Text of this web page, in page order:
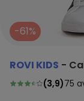
-61%
ROVI KIDS -
(3,9)75